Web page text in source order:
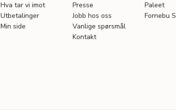
Hva tar vi imot
Utbetalinger
Min side
Presse
Jobb hos oss
Vanlige spørsmål
Kontakt
Paleet
Fornebu S